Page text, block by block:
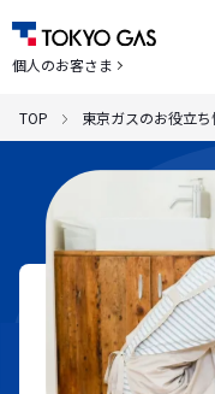
個人のお客さま
TOP 東京ガスのお役立